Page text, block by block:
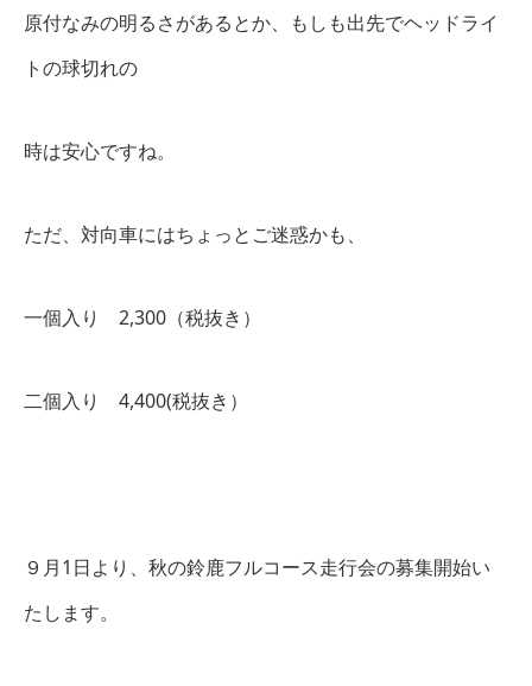
原付なみの明るさがあるとか、もしも出先でヘッドライ
トの球切れの
時は安心ですね。
ただ、対向車にはちょっとご迷惑かも、
一個入り 2,300（税抜き）
二個入り 4,400(税抜き）
９月1日より、秋の鈴鹿フルコース走行会の募集開始い
たします。